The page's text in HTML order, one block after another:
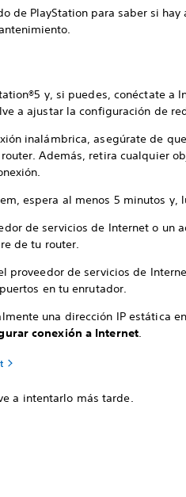
de PlayStation para saber si
y, si puedes, conéctate a
a ajustar la configuración de
inalámbrica, asegúrate de
Además, retira cualquier
espera al menos 5 minutos y,
de servicios de Internet o un
de tu router.
proveedor de servicios de
en tu enrutador.
una dirección IP estática
conexión a Internet.
a intentarlo más tarde.